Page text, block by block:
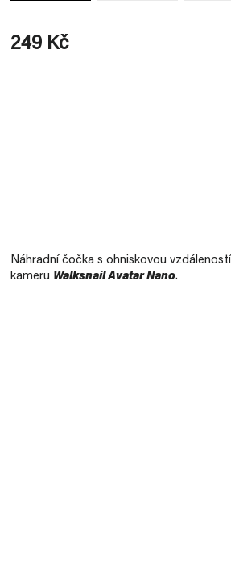
249 Kč
Náhradní čočka s ohniskovou vzdáleností
kameru Walksnail Avatar Nano.